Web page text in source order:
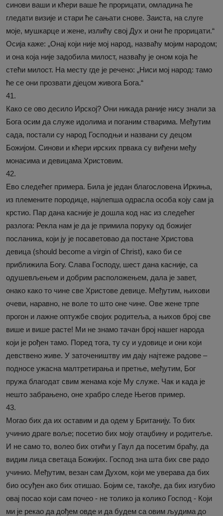
синови ваши и кћери ваше ће прорицати, омладина ће
гледати визије и стари ће сањати снове. Заиста, на слуге
моје, мушкарце и жене, излићу свој Дух и они ће прорицати.“
Осија каже: „Онај који није мој народ, назваћу мојим народом;
и она која није задобила милост, назваћу је оном која ће
стећи милост. На месту где је речено: „Ниси мој народ: тамо
ће се они прозвати дјецом живога Бога.“
41.
Како се ово десило Ирској? Они никада раније нису знали за
Бога осим да служе идолима и поганим стварима. Међутим
сада, постали су народ Господњи и названи су децом
Божијом. Синови и кћери ирских првака су виђени међу
монасима и девицама Христовим.
42.
Ево следећег примера. Била је један благословена Иркиња,
из племените породице, најлепша одрасла особа коју сам ја
крстио. Пар дана касније је дошла код нас из следећег
разлога: Рекла нам је да је примила поруку од божијег
посланика, који ју је посаветовао да постане Христова
девица (should become a virgin of Christ), како би се
приближила Богу. Слава Господу, шест дана касније, са
одушевљењем и добрим расположењем, дала је завет,
онако како то чине све Христове девице. Међутим, њихови
очеви, наравно, не воле то што оне чине. Ове жене трпе
прогон и лажне оптужбе својих родитеља, а њихов број све
више и више расте! Ми не знамо тачан број нашег народа
који је рођен тамо. Поред тога, ту су и удовице и они који
девствено живе. У заточеништву им дају најтеже радове –
подносе ужасна малтретирања и претње, међутим, Бог
пружа благодат свим женама које Му служе. Чак и када је
нешто забрањено, оне храбро следе Његов пример.
43.
Могао бих да их оставим и да одем у Британију. То бих
учинио драге воље; посетио бих моју отаџбину и родитеље.
И не само то, волео бих отићи у Гаул да посетим браћу, да
видим лица светаца Божијих. Господ зна шта бих све радо
учинио. Међутим, везан сам Духом, који ме уверава да бих
био осуђен ако бих отишао. Бојим се, такође, да бих изгубио
овај посао који сам почео - не толико ја колико Господ - Који
ми је рекао да дођем овде и да будем са овим људима до